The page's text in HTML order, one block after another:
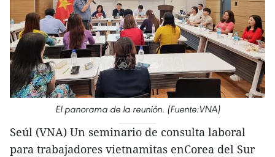
El panorama de la reunión. (Fuente:VNA)
Seúl (VNA) Un seminario de consulta laboral
para trabajadores vietnamitas enCorea del Sur